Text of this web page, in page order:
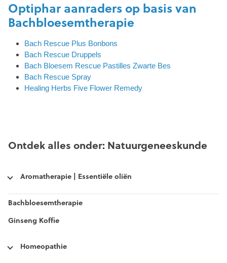
Optiphar aanraders op basis van
Bachbloesemtherapie
Bach Rescue Plus Bonbons
Bach Rescue Druppels
Bach Bloesem Rescue Pastilles Zwarte Bes
Bach Rescue Spray
Healing Herbs Five Flower Remedy
Ontdek alles onder: Natuurgeneeskunde
Aromatherapie | Essentiële oliën
Bachbloesemtherapie
Ginseng Koffie
Homeopathie